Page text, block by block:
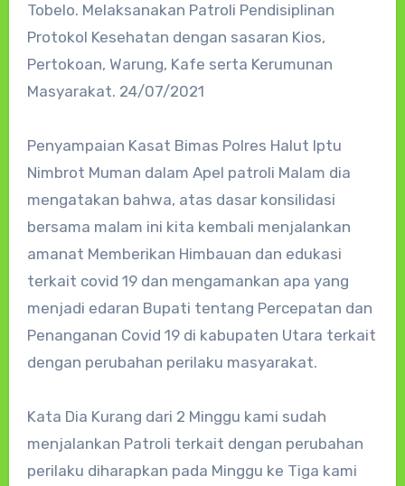
Tobelo. Melaksanakan Patroli Pendisiplinan
Protokol Kesehatan dengan sasaran Kios,
Pertokoan, Warung, Kafe serta Kerumunan
Masyarakat. 24/07/2021
Penyampaian Kasat Bimas Polres Halut Iptu
Nimbrot Muman dalam Apel patroli Malam dia
mengatakan bahwa, atas dasar konsilidasi
bersama malam ini kita kembali menjalankan
amanat Memberikan Himbauan dan edukasi
terkait covid 19 dan mengamankan apa yang
menjadi edaran Bupati tentang Percepatan dan
Penanganan Covid 19 di kabupaten Utara terkait
dengan perubahan perilaku masyarakat.
Kata Dia Kurang dari 2 Minggu kami sudah
menjalankan Patroli terkait dengan perubahan
perilaku diharapkan pada Minggu ke Tiga kami